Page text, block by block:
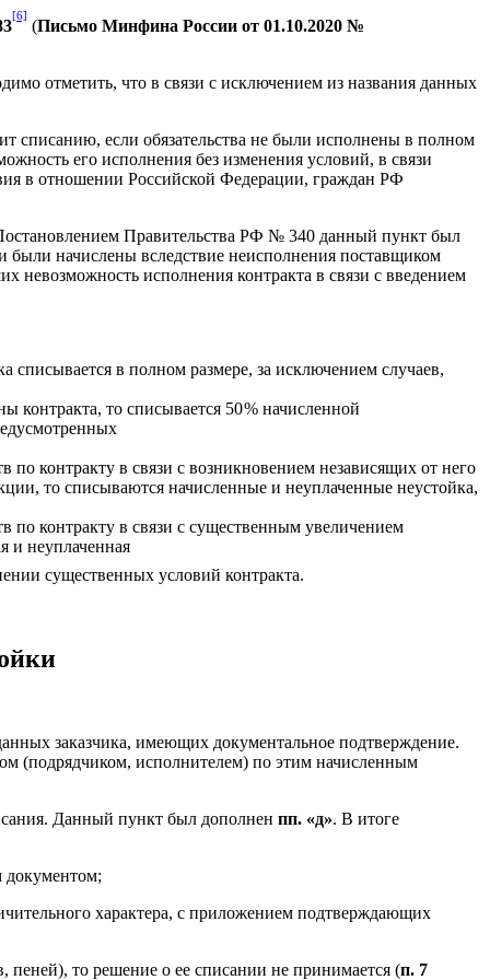
[6]
(Письмо Минфина России от 01.10.2020 №
отметить, что в связи с исключением из названия данных
списанию, если обязательства не были исполнены в полном
его исполнения без изменения условий, в связи
в отношении Российской Федерации, граждан РФ
Правительства РФ № 340 данный пункт был
были начислены вследствие неисполнения поставщиком
невозможность исполнения контракта в связи с введением
в полном размере, за исключением случаев,
контракта, то списывается 50 % начисленной
по контракту в связи с возникновением независящих от него
то списываются начисленные и неуплаченные неустойка,
по контракту в связи с существенным увеличением
и неуплаченная
существенных условий контракта.
заказчика, имеющих документальное подтверждение.
(подрядчиком, исполнителем) по этим начисленным
Данный пункт был дополнен пп. «д». В итоге
документом;
характера, с приложением подтверждающих
то решение о ее списании не принимается (п. 7